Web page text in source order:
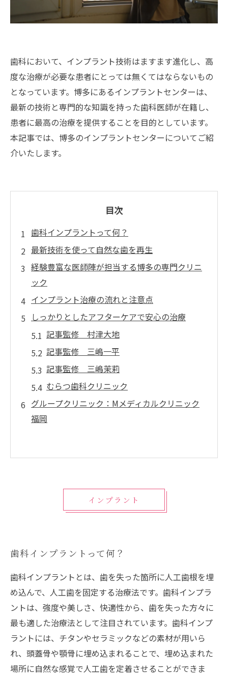
歯科において、インプラント技術はますます進化し、高
度な治療が必要な患者にとっては無くてはならないもの
となっています。博多にあるインプラントセンターは、
最新の技術と専門的な知識を持った歯科医師が在籍し、
患者に最高の治療を提供することを目的としています。
本記事では、博多のインプラントセンターについてご紹
介いたします。
目次
歯科インプラントって何？
最新技術を使って自然な歯を再生
経験豊富な医師陣が担当する博多の専門クリニ
ック
インプラント治療の流れと注意点
しっかりとしたアフターケアで安心の治療
記事監修 村津大地
記事監修 三嶋一平
記事監修 三嶋茉莉
むらつ歯科クリニック
グループクリニック：Mメディカルクリニック
福岡
インプラント
歯科インプラントって何？
歯科インプラントとは、歯を失った箇所に人工歯根を埋
め込んで、人工歯を固定する治療法です。歯科インプラ
ントは、強度や美しさ、快適性から、歯を失った方々に
最も適した治療法として注目されています。歯科インプ
ラントには、チタンやセラミックなどの素材が用いら
れ、頭蓋骨や顎骨に埋め込まれることで、埋め込まれた
場所に自然な感覚で人工歯を定着させることができま